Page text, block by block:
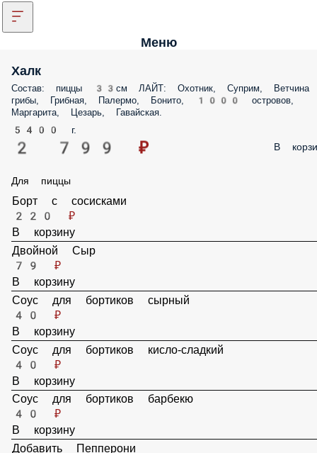
Меню
Халк
Состав: пиццы 33см ЛАЙТ: Охотник, Суприм, Ветчина и грибы,
Грибная, Палермо, Бонито, 1000 островов, Маргарита, Цезарь,
Гавайская.
5400 г.
2 799 ₽ В
Для пиццы
Борт с сосисками
220 ₽
В корзину
Двойной Сыр
79 ₽
В корзину
Соус для бортиков сырный
40 ₽
В корзину
Соус для бортиков кисло-сладкий
40 ₽
В корзину